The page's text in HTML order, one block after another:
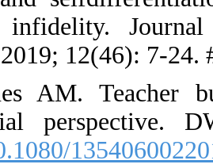
marital
Studies
11. Pines
[